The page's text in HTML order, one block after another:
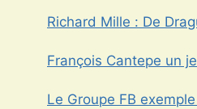
Richard Mille : De
François Cantepe un
Le Groupe FB